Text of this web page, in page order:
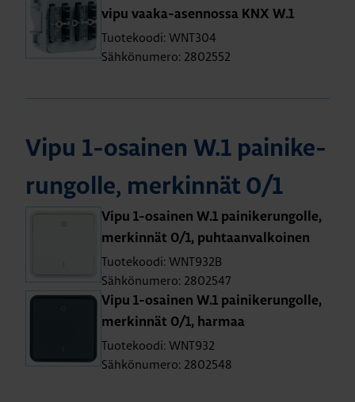
vipu vaa­ka-asen­nos­sa KNX W.1
Tuotekoodi: WNT304
Sähkönumero: 2802552
Vipu 1-osai­nen W.1 pai­ni­ke­
run­gol­le, mer­kin­nät 0/1
Vipu 1-osai­nen W.1 pai­ni­ke­run­gol­le,
mer­kin­nät 0/1, puh­taan­val­koi­nen
Tuotekoodi: WNT932B
Sähkönumero: 2802547
Vipu 1-osai­nen W.1 pai­ni­ke­run­gol­le,
mer­kin­nät 0/1, har­maa
Tuotekoodi: WNT932
Sähkönumero: 2802548